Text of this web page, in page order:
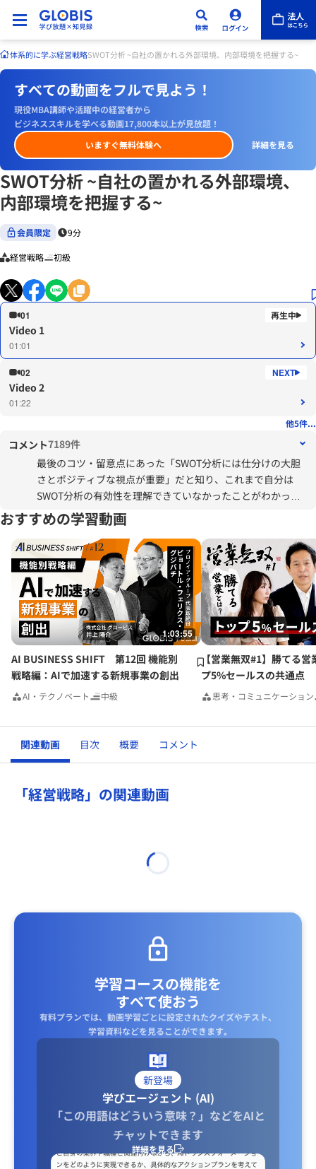
体系的に学ぶ経営戦略SWOT分析 ~自社の置かれる外部環境、内部環境を把握する~
すべての動画をフルで見よう！
現役MBA講師や活躍中の経営者から
ビジネススキルを学べる動画17,800本以上が見放題！
いますぐ無料体験へ
詳細を見る
SWOT分析 ~自社の置かれる外部環境、
内部環境を把握する~
会員限定 9分
経営戦略 初級
01
Video 1
01:01
02
Video 2
01:22
他5件...
コメント7189件
最後のコツ・留意点にあった「SWOT分析には仕分けの大胆
さとポジティブな視点が重要」だと知り、これまで自分は
SWOT分析の有効性を理解できていなかったことがわかっ
た。これを知らずに使っていたので、ネガティブな議論で終
わってしまったケースがなんと多かったことか。
おすすめの学習動画
1:03:55
AI BUSINESS SHIFT 第12回 機能別
戦略編：AIで加速する新規事業の創出
AI・テクノベート 中級
【営業無双#1】勝てる営
プ5%セールスの共通点
思考・コミュニケーション
関連動画 目次 概要 コメント
「経営戦略」の関連動画
学習コースの機能を
すべて使おう
有料プランでは、動画学習ごとに設定されたクイズやテスト、
学習資料などを見ることができます｡
新登場
学びエージェント (AI)
「この用語はどういう意味？」などをAIと
チャットできます
詳細を見る